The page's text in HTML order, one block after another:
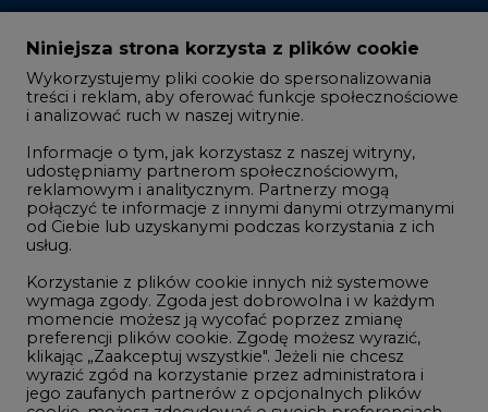
Zmiany kadrowe na rynku
Studio CIRE
Rozmowy o energetyce
Gospodarka
Geopolityka
LTE450
Innowacje i AI
Telekomunikacja i IT
Handel emisjami CO2
Wodór
Niniejsza strona korzysta z plików cookie
Wykorzystujemy pliki cookie do spersonalizowania
treści i reklam, aby oferować funkcje społecznościowe
i analizować ruch w naszej witrynie.
Informacje o tym, jak korzystasz z naszej witryny,
udostępniamy partnerom społecznościowym,
reklamowym i analitycznym. Partnerzy mogą
połączyć te informacje z innymi danymi otrzymanymi
od Ciebie lub uzyskanymi podczas korzystania z ich
usług.
Korzystanie z plików cookie innych niż systemowe
wymaga zgody. Zgoda jest dobrowolna i w każdym
momencie możesz ją wycofać poprzez zmianę
preferencji plików cookie. Zgodę możesz wyrazić,
klikając „Zaakceptuj wszystkie". Jeżeli nie chcesz
wyrazić zgód na korzystanie przez administratora i
jego zaufanych partnerów z opcjonalnych plików